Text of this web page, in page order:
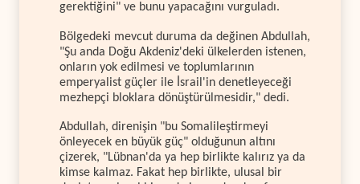
gerektiğini" ve bunu yapacağını vurguladı.
Bölgedeki mevcut duruma da değinen Abdullah,
"Şu anda Doğu Akdeniz'deki ülkelerden istenen,
onların yok edilmesi ve toplumlarının
emperyalist güçler ile İsrail'in denetleyeceği
mezhepçi bloklara dönüştürülmesidir," dedi.
Abdullah, direnişin "bu Somalileştirmeyi
önleyecek en büyük güç" olduğunun altını
çizerek, "Lübnan'da ya hep birlikte kalırız ya da
kimse kalmaz. Fakat hep birlikte, ulusal bir